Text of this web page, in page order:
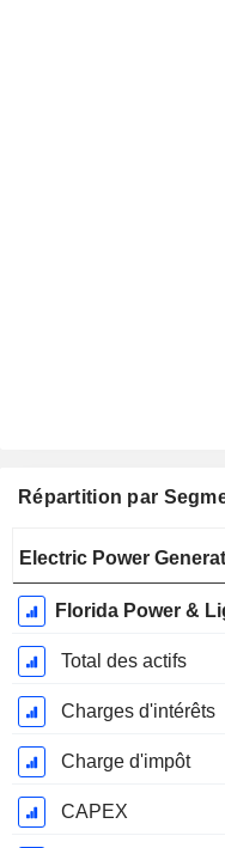
Répartition par
Fiscale:
Décembre
Electric Power
Florida Power &
Total des actifs
Charges d'intérêts
Charge d'impôt
CAPEX